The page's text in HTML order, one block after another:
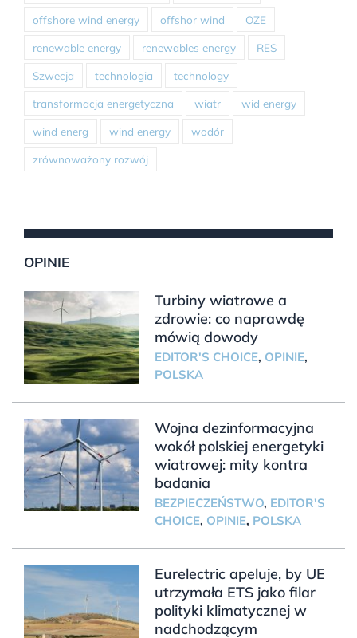
offshore wind energy offshor wind OZE
renewable energy renewables energy RES
Szwecja technologia technology
transformacja energetyczna wiatr wid energy
wind energ wind energy wodór
zrównoważony rozwój
OPINIE
Turbiny wiatrowe a
zdrowie: co naprawdę
mówią dowody
EDITOR'S CHOICE, OPINIE,
POLSKA
Wojna dezinformacyjna
wokół polskiej energetyki
wiatrowej: mity kontra
badania
BEZPIECZEŃSTWO, EDITOR'S
CHOICE, OPINIE, POLSKA
Eurelectric apeluje, by UE
utrzymała ETS jako filar
polityki klimatycznej w
nadchodzącym